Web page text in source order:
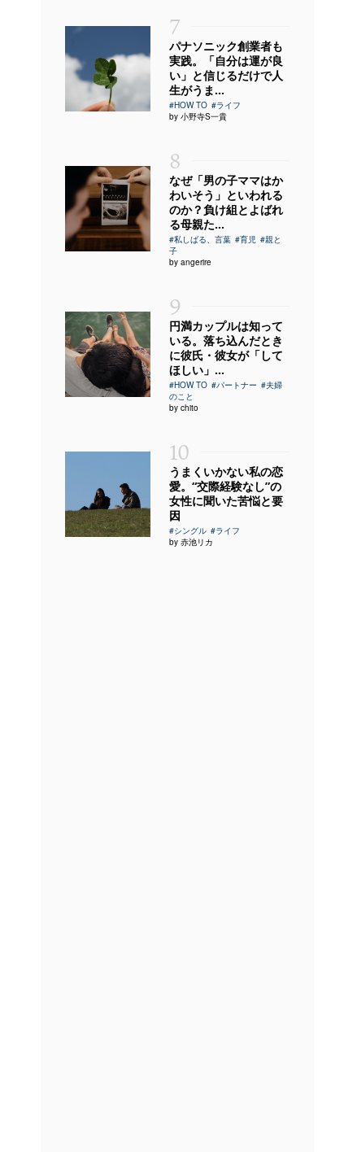
7
パナソニック創業者も
実践。「自分は運が良
い」と信じるだけで人
生がうま...
#HOW TO #ライフ
by 小野寺S一貴
8
なぜ「男の子ママはか
わいそう」といわれる
のか？負け組とよばれ
る母親た...
#私しばる、言葉 #育児 #親と
子
by angerire
9
円満カップルは知って
いる。落ち込んだとき
に彼氏・彼女が「して
ほしい」...
#HOW TO #パートナー #夫婦
のこと
by chito
10
うまくいかない私の恋
愛。“交際経験なし”の
女性に聞いた苦悩と要
因
#シングル #ライフ
by 赤池リカ